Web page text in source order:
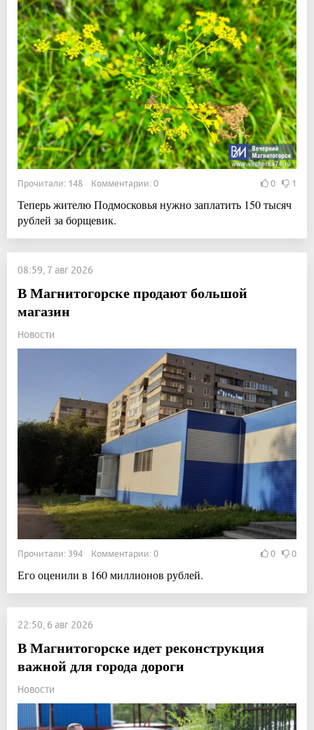
Прочитали: 148 Комментарии: 0 0 1
Теперь жителю Подмосковья нужно заплатить 150 тысяч
рублей за борщевик.
08:59, 7 авг 2026
В Магнитогорске продают большой
магазин
Новости
Прочитали: 394 Комментарии: 0 0 0
Его оценили в 160 миллионов рублей.
22:50, 6 авг 2026
В Магнитогорске идет реконструкция
важной для города дороги
Новости